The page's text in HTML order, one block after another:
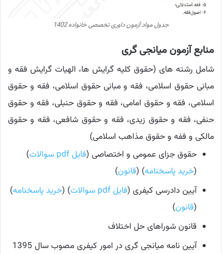
جدول مواد آزمون داوری تخصصی خانواده 1402
منابع آزمون میانجی گری
شامل رشته های (حقوق کلیه گرایش ها، الهیات گرایش فقه و
مبانی حقوق اسلامی، فقه و مبانی حقوق اسلامی، فقه و حقوق
اسلامی، فقه و حقوق امامی، فقه و حقوق حنبلی، فقه و حقوق
حنفی، فقه و حقوق زیدی، فقه و حقوق شافعی، فقه و حقوق
مالکی و ففه و حقوق مذاهب اسلامی)
حقوق جزای عمومی و اختصاصی (فایل pdf سوالات
)
(خرید پاسخنامه) (قانون)
آیین دادرسی کیفری (فایل pdf سوالات ) (خرید پاسخنامه)
(قانون)
قانون شوراهای حل اختلاف
آیین نامه میانجی گری در امور کیفری مصوب سال 1395